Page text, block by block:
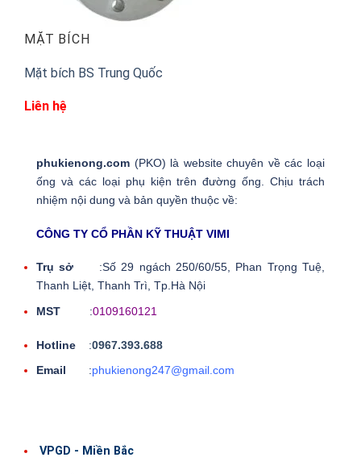
MẶT BÍCH
Mặt bích BS Trung Quốc
Liên hệ
phukienong.com (PKO) là website chuyên về các loại
ống và các loại phụ kiện trên đường ống. Chịu trách
nhiệm nội dung và bản quyền thuộc về:
CÔNG TY CỔ PHẦN KỸ THUẬT VIMI
Trụ sở :Số 29 ngách 250/60/55, Phan Trọng Tuệ,
Thanh Liệt, Thanh Trì, Tp.Hà Nội
MST :0109160121
Hotline :0967.393.688
Email :phukienong247@gmail.com
VPGD - Miền Bắc